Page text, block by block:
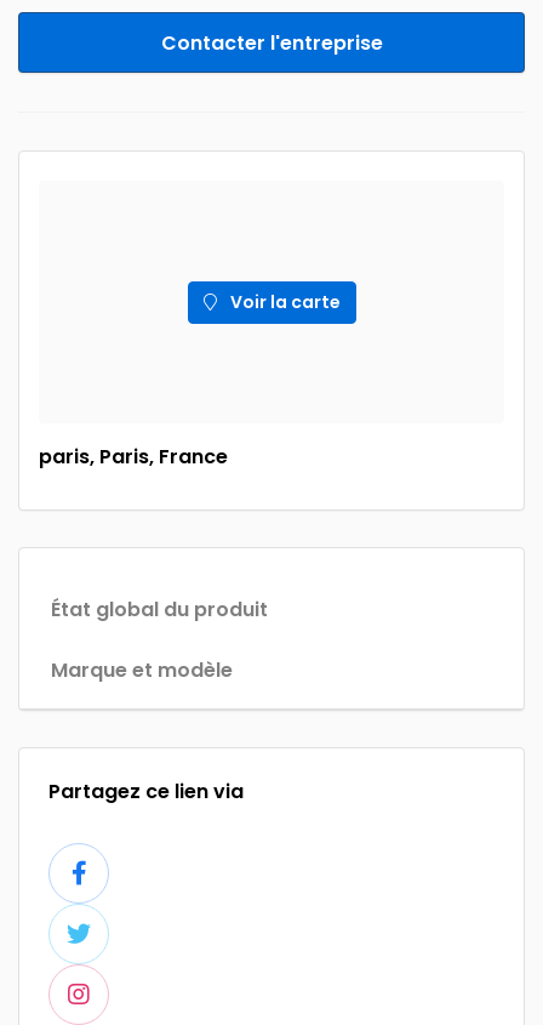
Contacter l'entreprise
Voir la carte
paris, Paris, France
État global du produit
Marque et modèle
Partagez ce lien via